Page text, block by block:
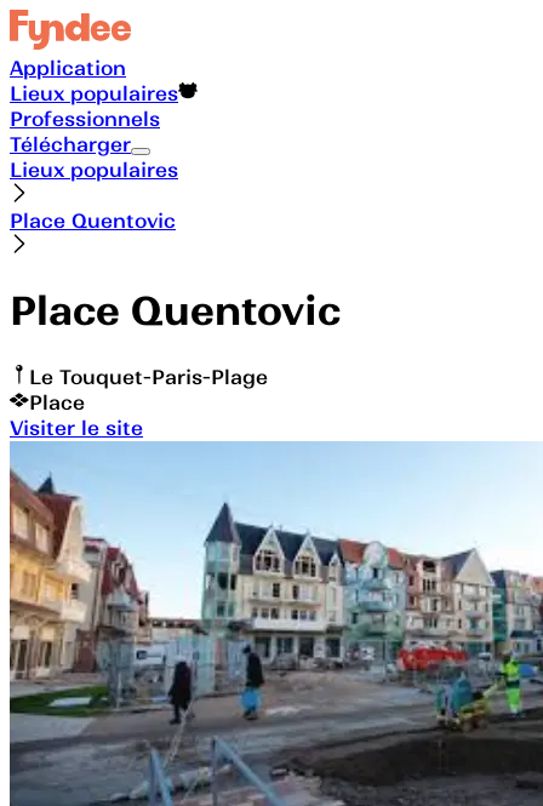
Application
Lieux populaires
Professionnels
Télécharger
Lieux populaires
Place Quentovic
Place Quentovic
Le Touquet-Paris-Plage
Place
Visiter le site